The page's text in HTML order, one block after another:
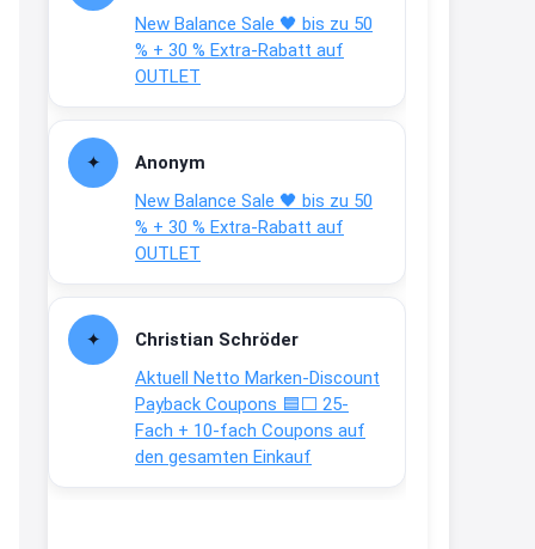
New Balance Sale 🖤 bis zu 50
% + 30 % Extra-Rabatt auf
OUTLET
Anonym
New Balance Sale 🖤 bis zu 50
% + 30 % Extra-Rabatt auf
OUTLET
Christian Schröder
Aktuell Netto Marken-Discount
Payback Coupons 🟦⬜ 25-
Fach + 10-fach Coupons auf
den gesamten Einkauf
verfärbt sich ab 28 Grad /siehe
Text weiter unten
shop.bioeg.de/aufkleber-
achtun...
↩
Joachim
Gratis personalisierte 7-Tage
Ration Micronährstoffe/ Vitamine
↩
Joachim